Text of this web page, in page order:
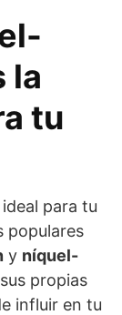
la
tu
para tu
populares
y níquel-
propias
influir en tu